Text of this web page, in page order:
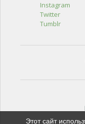
Instagram
Twitter
Tumblr
Этот сайт